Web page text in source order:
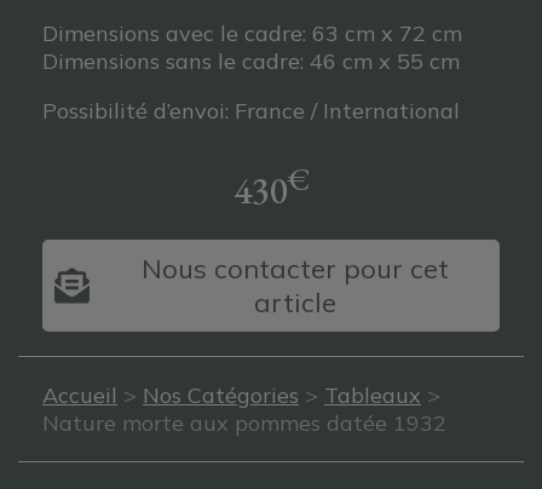
Dimensions avec le cadre: 63 cm x 72 cm
Dimensions sans le cadre: 46 cm x 55 cm
Possibilité d’envoi: France / International
430€
Nous contacter pour cet
article
Accueil > Nos Catégories > Tableaux >
Nature morte aux pommes datée 1932